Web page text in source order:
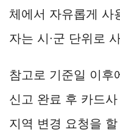
체에서 자유롭게 사
자는 시∙군 단위로
참고로 기준일 이후
신고 완료 후 카드
지역 변경 요청을